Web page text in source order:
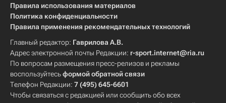
Правила использования материалов
Политика конфиденциальности
Правила применения рекомендательных технологий
Главный редактор: Гаврилова А.В.
Адрес электронной почты Редакции: r-sport.internet@ria.ru
По вопросам размещения пресс-релизов и рекламы
воспользуйтесьформой обратной связи
Телефон Редакции: 7 (495) 645-6601
Чтобы связаться с редакцией или сообщить обо всех